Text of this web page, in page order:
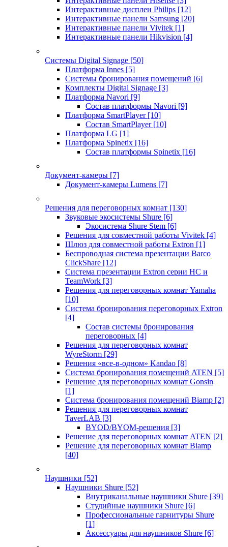
Интерактивные дисплеи Philips [12]
Интерактивные панели Samsung [20]
Интерактивные панели Vivitek [1]
Интерактивные панели Hikvision [4]
Системы Digital Signage [50]
Платформа Innes [5]
Системы бронирования помещений [6]
Комплекты Digital Signage [3]
Платформа Navori [9]
Состав платформы Navori [9]
Платформа SmartPlayer [10]
Состав SmartPlayer [10]
Платформа LG [1]
Платформа Spinetix [16]
Состав платформы Spinetix [16]
Документ-камеры [7]
Документ-камеры Lumens [7]
Решения для переговорных комнат [130]
Звуковые экосистемы Shure [6]
Экосистема Shure Stem [6]
Решения для совместной работы Vivitek [4]
Шлюз для совместной работы Extron [1]
Беспроводная система презентации Barco
ClickShare [12]
Система презентации Extron серии HC и
TeamWork [3]
Решения для переговорных комнат Yamaha
[10]
Система бронирования переговорных Extron
[4]
Состав системы бронирования
переговорных [4]
Решения для переговорных комнат
WyreStorm [29]
Решения «все-в-одном» Kandao [8]
Система бронирования помещений ATEN [5]
Решение для переговорных комнат Gonsin
[1]
Система бронирования помещений Biamp [2]
Решения для переговорных комнат
TaverLAB [3]
BYOD/BYOM-решения [3]
Решение для переговорных комнат ATEN [2]
Решение для переговорных комнат Biamp
[40]
Наушники [52]
Наушники Shure [52]
Внутриканальные наушники Shure [39]
Студийные наушники Shure [6]
Профессиональные гарнитуры Shure
[1]
Аксессуары для наушников Shure [6]